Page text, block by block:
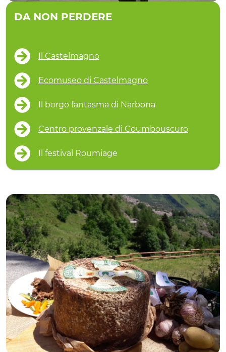
DA NON PERDERE
Il Castelmagno
Ecomuseo di Castelmagno
Il borgo fantasma di Narbona
Centro provenzale di Coumbouscuro
Il festival Roumiage